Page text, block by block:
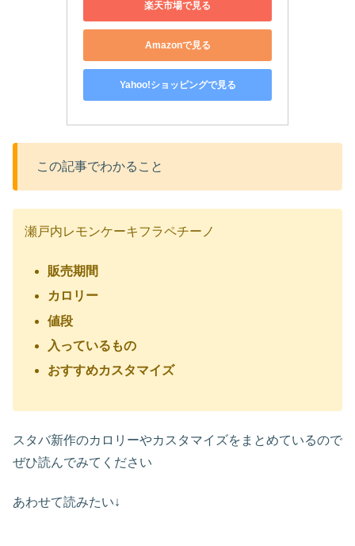
楽天市場で見る
Amazonで見る
Yahoo!ショッピングで見る
この記事でわかること
瀬戸内レモンケーキフラペチーノ
販売期間
カロリー
値段
入っているもの
おすすめカスタマイズ
スタバ新作のカロリーやカスタマイズをまとめているので
ぜひ読んでみてください
あわせて読みたい↓